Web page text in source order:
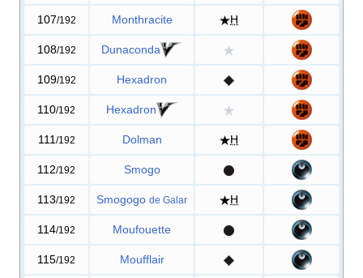
107/192 Monthracite H
108/192 Dunaconda
109/192 Hexadron
110/192 Hexadron
111 /192 Dolman H
112/192 Smogo
113/192 Smogogo de Galar H
114/192 Moufouette
115/192 Moufflair